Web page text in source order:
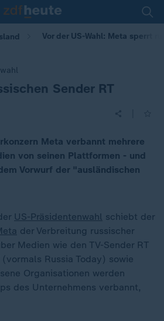
Vor der US-Wahl: Meta sperrt
Sender RT
Meta verbannt mehrere
von seinen Plattformen - und
Vorwurf der "ausländischen
US-Präsidentenwahl schiebt der
der Verbreitung russischer
Medien wie den TV-Sender RT
Russia Today) sowie
Organisationen werden
des Unternehmens verbannt,